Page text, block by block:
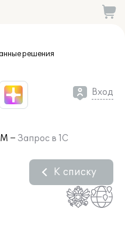
решения
Вход
Запрос в 1С
К списку